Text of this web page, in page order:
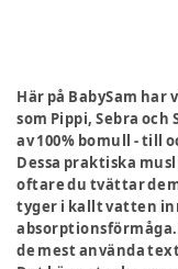
Här på BabySam
som Pippi, Sebra
av 100% bomull - till
Dessa praktiska
oftare du tvättar
tyger i kallt vatten
de mest använda